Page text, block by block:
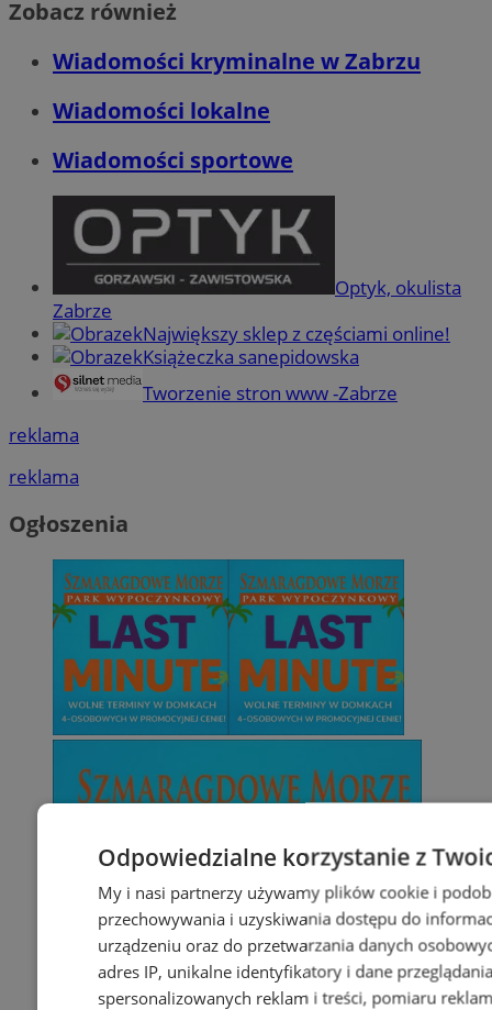
Zobacz również
Wiadomości kryminalne w Zabrzu
Wiadomości lokalne
Wiadomości sportowe
Optyk, okulista
Zabrze
Największy sklep z częściami online!
Książeczka sanepidowska
Tworzenie stron www -Zabrze
reklama
reklama
Ogłoszenia
Odpowiedzialne korzystanie z
My i nasi partnerzy używamy plików cookie i
przechowywania i uzyskiwania dostępu do
urządzeniu oraz do przetwarzania danych
adres IP, unikalne identyfikatory i dane
spersonalizowanych reklam i treści, pomiaru